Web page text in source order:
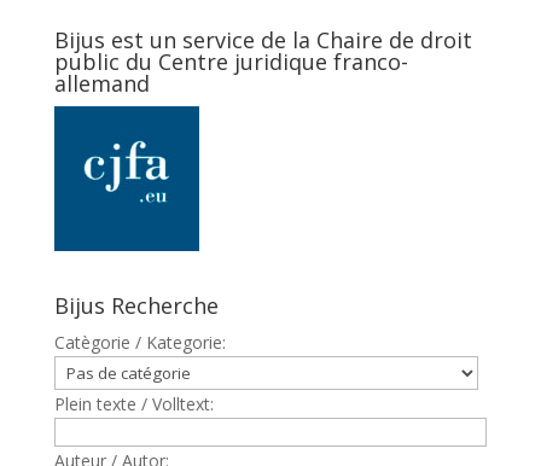
Bijus est un service de la Chaire de droit
public du Centre juridique franco-
allemand
Bijus Recherche
Catègorie / Kategorie:
Plein texte / Volltext:
Auteur / Autor: